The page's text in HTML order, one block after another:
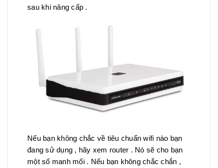
sau khi nâng cấp .
Nếu bạn không chắc về tiêu chuẩn wifi nào bạn
đang sử dụng , hãy xem router . Nó sẽ cho bạn
một số manh mối . Nếu bạn không chắc chắn ,